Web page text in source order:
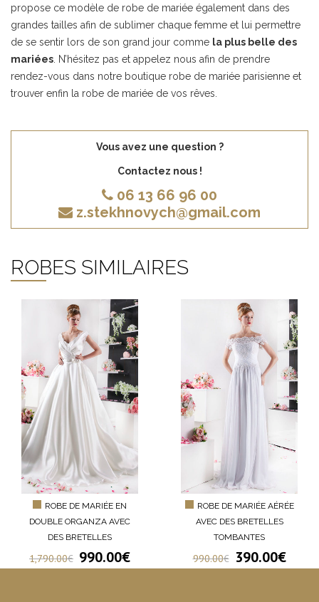
propose ce modèle de robe de mariée également dans des
grandes tailles afin de sublimer chaque femme et lui permettre
de se sentir lors de son grand jour comme la plus belle des
mariées . N’hésitez pas et appelez nous afin de prendre
rendez-vous dans notre boutique robe de mariée parisienne et
trouver enfin la robe de mariée de vos rêves.
Vous avez une question ?
Contactez nous !
06 13 66 96 00
z.stekhnovych@gmail.com
ROBES SIMILAIRES
ROBE DE MARIÉE EN
DOUBLE ORGANZA AVEC
DES BRETELLES
1,790.00€ 990.00€
ROBE DE MARIÉE AÉRÉE
AVEC DES BRETELLES
TOMBANTES
990.00€ 390.00€